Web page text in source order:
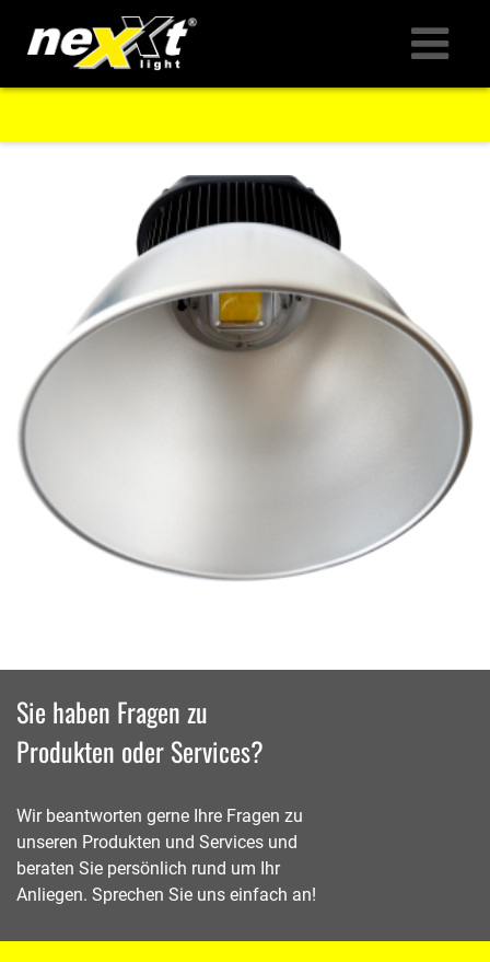
ANWENDUNGEN
UNTERNEHMEN
SERVICE
KONTAKT
Sie haben Fragen zu
Produkten oder Services?
Wir beantworten gerne Ihre Fragen zu
unseren Produkten und Services und
beraten Sie persönlich rund um Ihr
Anliegen. Sprechen Sie uns einfach an!